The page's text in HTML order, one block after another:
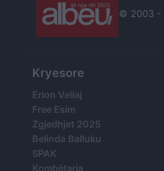
© 2003 -
Kryesore
Erion Veliaj
Free Esim
Zgjedhjet 2025
Belinda Balluku
SPAK
Kombëtarja